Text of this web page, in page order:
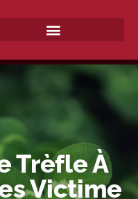
Trèfle À
Victime